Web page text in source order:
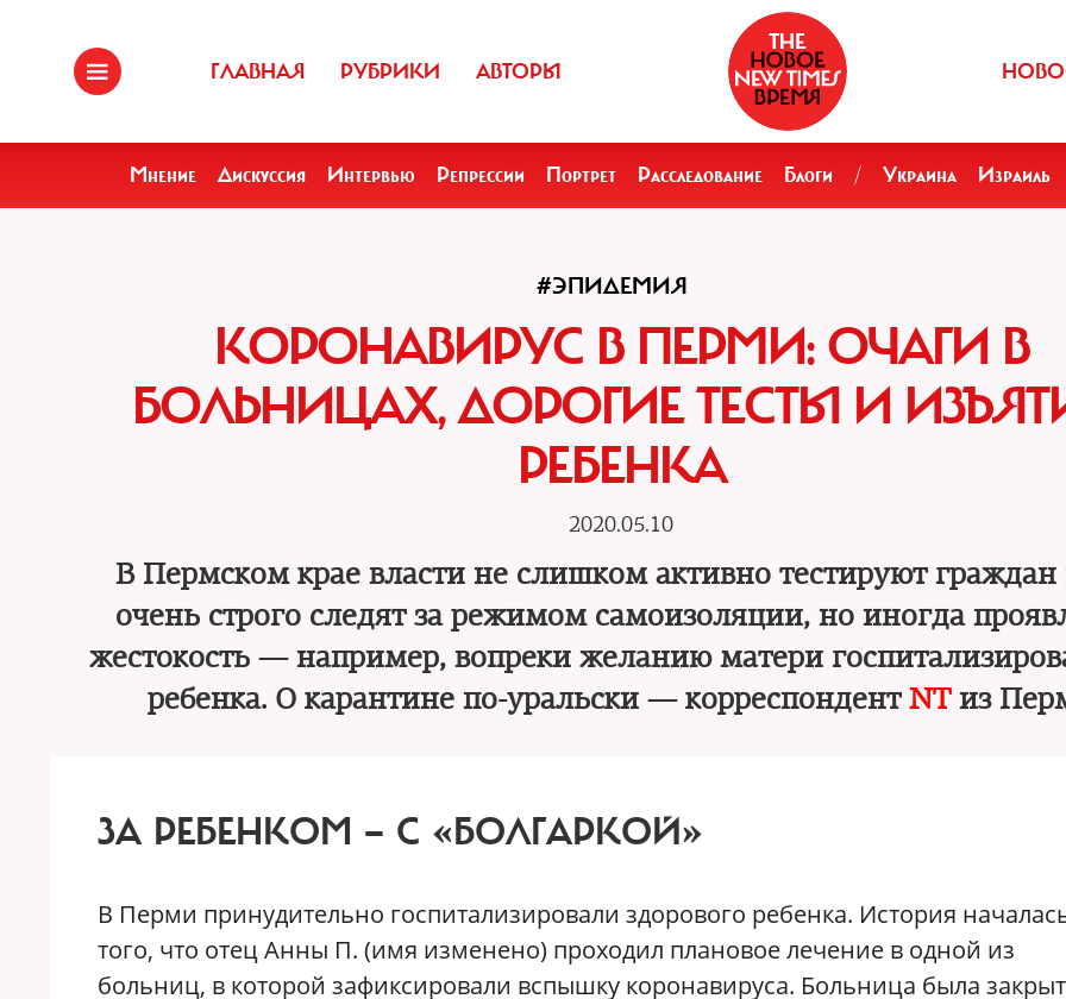
ГЛАВНАЯ РУБРИКИ АВТОРЫ
Мнение Дискуссия Интервью Репрессии Портрет Расследование Блоги / Украина Израиль
#ЭПИДЕМИЯ
КОРОНАВИРУС В ПЕРМИ: ОЧАГИ В
БОЛЬНИЦАХ, ДОРОГИЕ ТЕСТЫ И
РЕБЕНКА
2020.05.10
В Пермском крае власти не слишком активно тестируют граждан
очень строго следят за режимом самоизоляции, но иногда
жестокость — например, вопреки желанию матери
ребенка. О карантине по-уральски — корреспондент NTиз
ЗА РЕБЕНКОМ — С «БОЛГАРКОЙ»
В Перми принудительно госпитализировали здорового ребенка. История
того, что отец Анны П. (имя изменено) проходил плановое лечение в одной из
больниц, в которой зафиксировали вспышку коронавируса. Больница была